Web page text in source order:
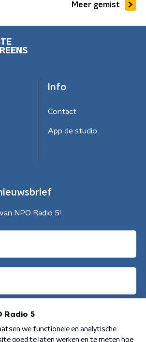
Meer gemist
Info
Contact
App de studio
NPO Radio 5!
Aanmelden